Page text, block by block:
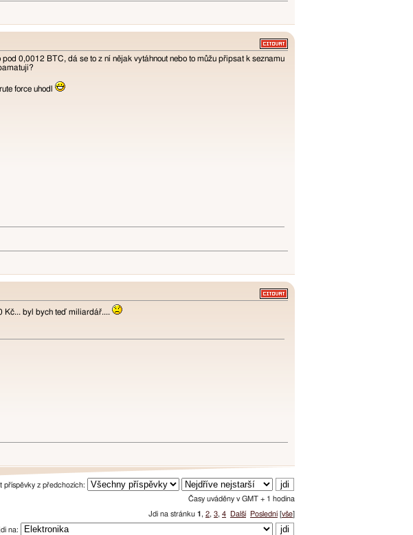
0,0012 BTC, dá se to z ní nějak vytáhnout nebo to můžu připsat k seznamu
force uhodl
Kč... byl bych teď miliardář....
příspěvky z předchozích:
Časy uváděny v GMT + 1 hodina
Jdi na stránku 1 , 2, 3, 4 Další Poslední [vše]
na: